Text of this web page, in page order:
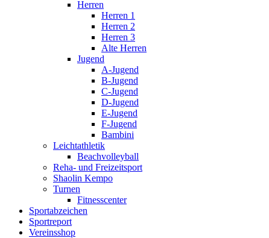
Herren
Herren 1
Herren 2
Herren 3
Alte Herren
Jugend
A-Jugend
B-Jugend
C-Jugend
D-Jugend
E-Jugend
F-Jugend
Bambini
Leichtathletik
Beachvolleyball
Reha- und Freizeitsport
Shaolin Kempo
Turnen
Fitnesscenter
Sportabzeichen
Sportreport
Vereinsshop